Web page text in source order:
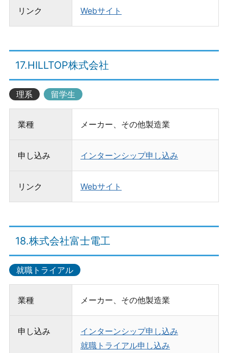
リンク Webサイト
17.HILLTOP株式会社
理系 留学生
業種 メーカー、その他製造業
申し込み インターンシップ申し込み
リンク Webサイト
18.株式会社富士電工
就職トライアル
業種 メーカー、その他製造業
申し込み
インターンシップ申し込み
就職トライアル申し込み